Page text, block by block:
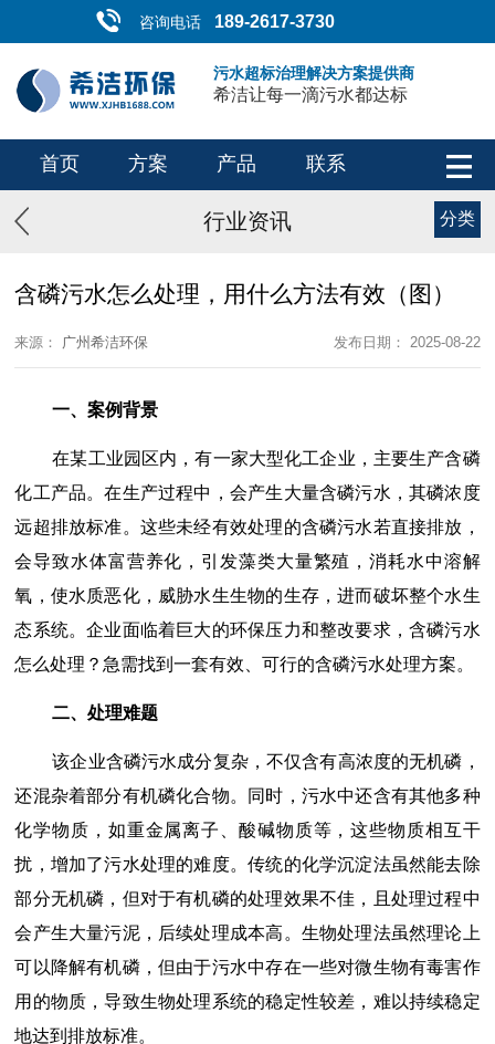
咨询电话 189-2617-3730
污水超标治理解决方案提供商
希洁让每一滴污水都达标
首页 方案 产品 联系
行业资讯 分类
含磷污水怎么处理，用什么方法有效（图）
来源： 广州希洁环保 发布日期： 2025-08-22
一、案例背景
在某工业园区内，有一家大型化工企业，主要生产含磷
化工产品。在生产过程中，会产生大量含磷污水，其磷浓度
远超排放标准。这些未经有效处理的含磷污水若直接排放，
会导致水体富营养化，引发藻类大量繁殖，消耗水中溶解
氧，使水质恶化，威胁水生生物的生存，进而破坏整个水生
态系统。企业面临着巨大的环保压力和整改要求，含磷污水
怎么处理？急需找到一套有效、可行的含磷污水处理方案。
二、处理难题
该企业含磷污水成分复杂，不仅含有高浓度的无机磷，
还混杂着部分有机磷化合物。同时，污水中还含有其他多种
化学物质，如重金属离子、酸碱物质等，这些物质相互干
扰，增加了污水处理的难度。传统的化学沉淀法虽然能去除
部分无机磷，但对于有机磷的处理效果不佳，且处理过程中
会产生大量污泥，后续处理成本高。生物处理法虽然理论上
可以降解有机磷，但由于污水中存在一些对微生物有毒害作
用的物质，导致生物处理系统的稳定性较差，难以持续稳定
地达到排放标准。